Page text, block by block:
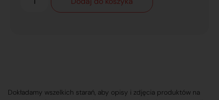
Dokładamy wszelkich starań, aby opisy i zdjęcia produktów na